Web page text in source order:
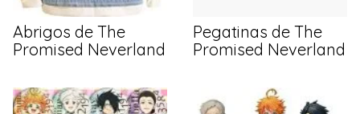
Abrigos de The
Promised Neverland
Pegatinas de The
Promised Neverland